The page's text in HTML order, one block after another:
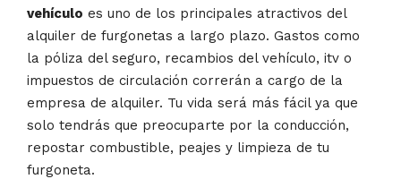
vehículo es uno de los principales atractivos del
alquiler de furgonetas a largo plazo. Gastos como
la póliza del seguro, recambios del vehículo, itv o
impuestos de circulación correrán a cargo de la
empresa de alquiler. Tu vida será más fácil ya que
solo tendrás que preocuparte por la conducción,
repostar combustible, peajes y limpieza de tu
furgoneta.